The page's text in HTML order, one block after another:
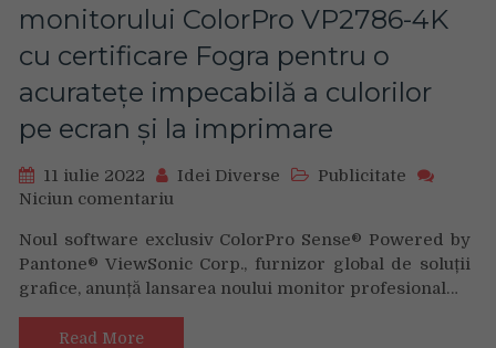
monitorului ColorPro VP2786-4K
cu certificare Fogra pentru o
acuratețe impecabilă a culorilor
pe ecran și la imprimare
11 iulie 2022 Idei Diverse
Publicitate
Niciun comentariu
anunță
lansarea
monitorului
ColorPro
Noul software exclusiv ColorPro Sense® Powered by
Pantone® ViewSonic Corp., furnizor global de soluții
grafice, anunță lansarea noului monitor profesional…
Read More